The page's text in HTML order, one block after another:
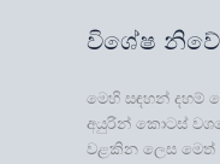
විශේෂ
මෙහි සඳහන් දහම්
අයුරින් කොටස්
වළකින ලෙස මෙත්